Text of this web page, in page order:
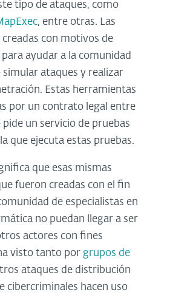
tipo de ataques, como
, entre otras. Las
con motivos de
ayudar a la comunidad
ataques y realizar
Estas herramientas
por un contrato legal entre
pide un servicio de pruebas
que ejecuta estas pruebas.
que esas mismas
fueron creadas con el fin
de especialistas en
no puedan llegar a ser
actores con fines
visto tanto por grupos de
ataques de distribución
cibercriminales hacen uso